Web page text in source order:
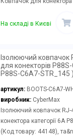
На складі в Києві
Ізолюючий ковпачок
для конекторів
P88S-C6A7-STR_145 )
артикул: BOOTS-C6A7-
виробник:CyberMax
Ізолюючий ковпачок RJ-
конектора категорії 6А
(Код товару: 44148),